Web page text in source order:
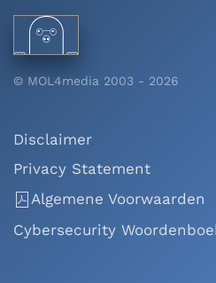
© MOL4media 2003 - 2026
Disclaimer
Privacy Statement
Algemene Voorwaarden
Cybersecurity